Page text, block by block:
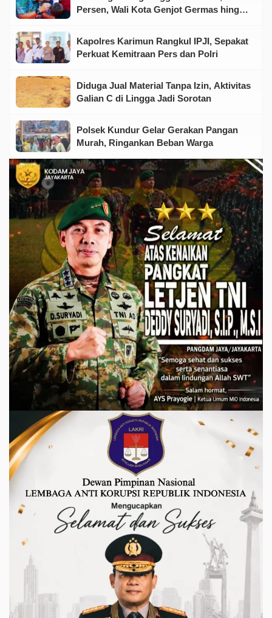
Persen, Wali Kota Genjot Germas hingga
Kapolres Karimun Rangkul IPJI, Sepakat
Perkuat Kemitraan Pers dan Polri
Diduga Jual Material Tanpa Izin, Aktivitas
Galian C di Lingga Jadi Sorotan
Polsek Kundur Gelar Gerakan Pangan
Murah, Ringankan Beban Warga